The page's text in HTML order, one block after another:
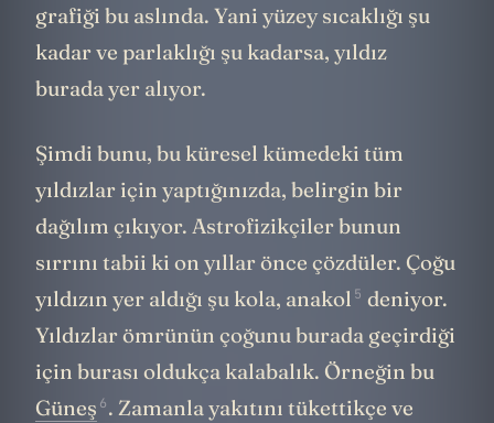
grafiği bu aslında. Yani yüzey sıcaklığı şu
kadar ve parlaklığı şu kadarsa, yıldız
burada yer alıyor.
Şimdi bunu, bu küresel kümedeki tüm
yıldızlar için yaptığınızda, belirgin bir
dağılım çıkıyor. Astrofizikçiler bunun
sırrını tabii ki on yıllar önce çözdüler. Çoğu
yıldızın yer aldığı şu kola, anakol 5 deniyor.
Yıldızlar ömrünün çoğunu burada geçirdiği
için burası oldukça kalabalık. Örneğin bu
Güneş 6. Zamanla yakıtını tükettikçe ve